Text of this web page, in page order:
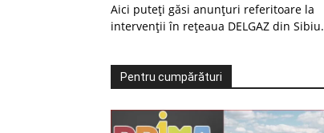
Aici puteți găsi anunțuri referitoare la
intervenții în rețeaua DELGAZ din Sibiu.
Pentru cumpărături